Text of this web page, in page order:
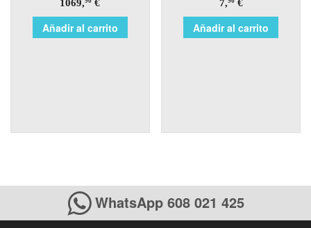
1069, €
Añadir al carrito
7, €
Añadir al carrito
WhatsApp 608 021 425